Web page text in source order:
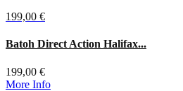
199,00 €
Adaptive
green
Batoh Direct Action Halifax...
199,00 €
More Info